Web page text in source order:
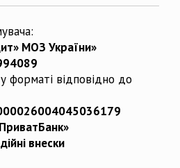
МОЗ України»
форматі відповідно до
внески